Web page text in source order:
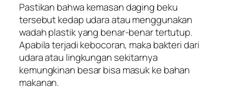
Pastikan bahwa kemasan daging beku
tersebut kedap udara atau menggunakan
wadah plastik yang benar-benar tertutup.
Apabila terjadi kebocoran, maka bakteri dari
udara atau lingkungan sekitarnya
kemungkinan besar bisa masuk ke bahan
makanan.